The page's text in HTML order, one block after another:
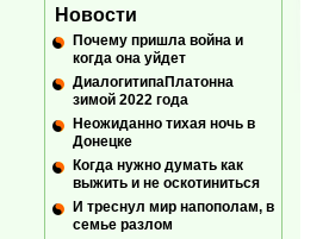
Новости
Почему пришла война и
когда она уйдет
ДиалогитипаПлатонна
зимой 2022 года
Неожиданно тихая ночь в
Донецке
Когда нужно думать как
выжить и не оскотиниться
И треснул мир напополам, в
семье разлом